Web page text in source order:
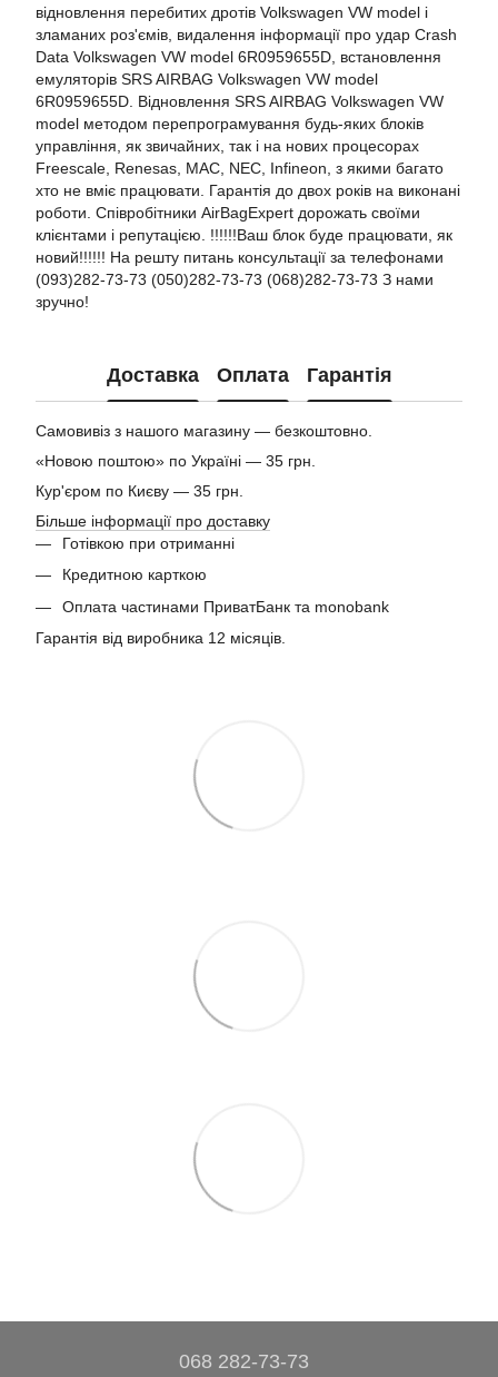
відновлення перебитих дротів Volkswagen VW model і
зламаних роз'ємів, видалення інформації про удар Crash
Data Volkswagen VW model 6R0959655D, встановлення
емуляторів SRS AIRBAG Volkswagen VW model
6R0959655D. Відновлення SRS AIRBAG Volkswagen VW
model методом перепрограмування будь-яких блоків
управління, як звичайних, так і на нових процесорах
Freescale, Renesas, MAC, NEC, Infineon, з якими багато
хто не вміє працювати. Гарантія до двох років на виконані
роботи. Співробітники AirBagExpert дорожать своїми
клієнтами і репутацією. !!!!!!Ваш блок буде працювати, як
новий!!!!!! На решту питань консультації за телефонами
(093)282-73-73 (050)282-73-73 (068)282-73-73 З нами
зручно!
Доставка Оплата Гарантія
Самовивіз з нашого магазину — безкоштовно.
«Новою поштою» по Україні — 35 грн.
Кур'єром по Києву — 35 грн.
Більше інформації про доставку
Готівкою при отриманні
Кредитною карткою
Оплата частинами ПриватБанк та monobank
Гарантія від виробника 12 місяців.
068 282-73-73